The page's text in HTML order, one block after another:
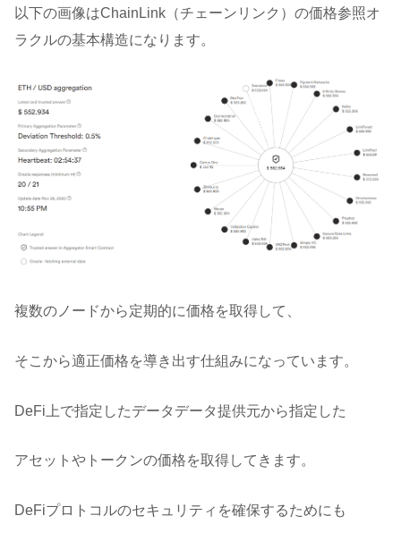
以下の画像はChainLink（チェーンリンク）の価格参照オ
ラクルの基本構造になります。
複数のノードから定期的に価格を取得して、
そこから適正価格を導き出す仕組みになっています。
DeFi上で指定したデータデータ提供元から指定した
アセットやトークンの価格を取得してきます。
DeFiプロトコルのセキュリティを確保するためにも